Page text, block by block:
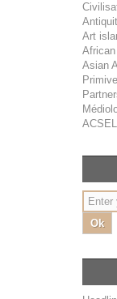
Art
Asian
ACSEL
Ok